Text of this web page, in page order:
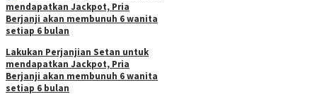
Lakukan Perjanjian Setan untuk
mendapatkan Jackpot, Pria
Berjanji akan membunuh 6 wanita
setiap 6 bulan